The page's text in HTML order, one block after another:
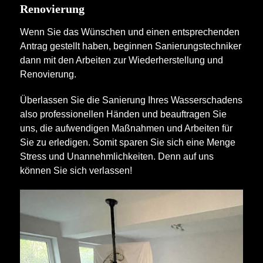
Renovierung
Wenn Sie das Wünschen und einen entsprechenden
Antrag gestellt haben, beginnen Sanierungstechniker
dann mit den Arbeiten zur Wiederherstellung und
Renovierung.
Überlassen Sie die Sanierung Ihres Wasserschadens
also professionellen Händen und beauftragen Sie
uns, die aufwendigen Maßnahmen und Arbeiten für
Sie zu erledigen. Somit sparen Sie sich eine Menge
Stress und Unannehmlichkeiten. Denn auf uns
können Sie sich verlassen!